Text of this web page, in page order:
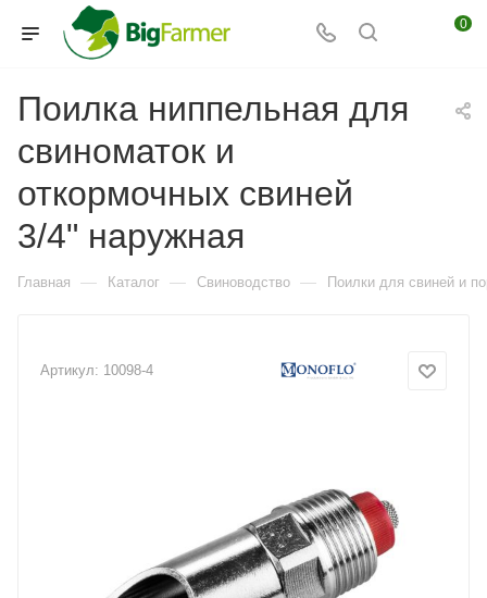
0
Поилка ниппельная для
свиноматок и
откормочных свиней
3/4" наружная
Главная — Каталог — Свиноводство — Поилки для свиней и
Артикул: 10098-4